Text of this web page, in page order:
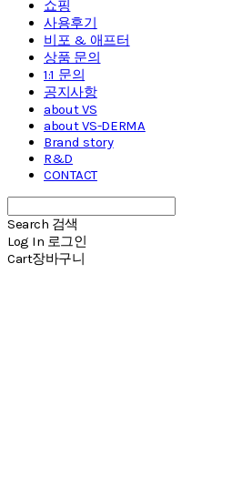
쇼핑
사용후기
비포 & 애프터
상품 문의
1:1 문의
공지사항
about VS
about VS-DERMA
Brand story
R&D
CONTACT
Search 검색
Log In 로그인
Cart장바구니